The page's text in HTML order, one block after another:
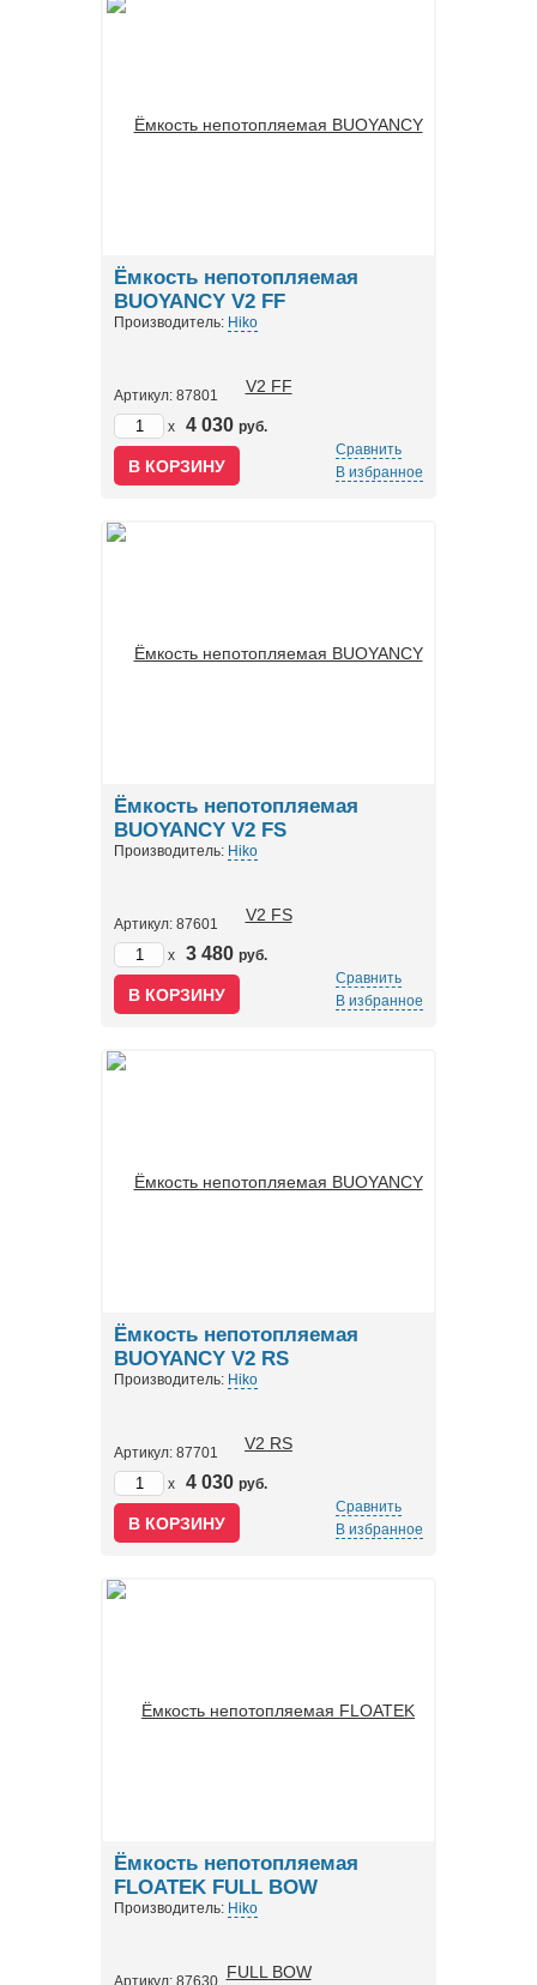
Ёмкость непотопляемая
BUOYANCY V2 FF
Производитель: Hiko
Артикул: 87801
x
4 030 руб.
Сравнить
В избранное
Ёмкость непотопляемая
BUOYANCY V2 FS
Производитель: Hiko
Артикул: 87601
x
3 480 руб.
Сравнить
В избранное
Ёмкость непотопляемая
BUOYANCY V2 RS
Производитель: Hiko
Артикул: 87701
x
4 030 руб.
Сравнить
В избранное
Ёмкость непотопляемая
FLOATEK FULL BOW
Производитель: Hiko
Артикул: 87630